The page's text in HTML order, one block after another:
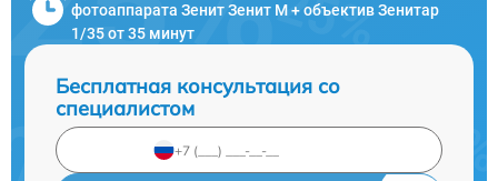
фотоаппарата Зенит Зенит М + объектив Зенитар
1/35 от 35 минут
Бесплатная консультация со
специалистом